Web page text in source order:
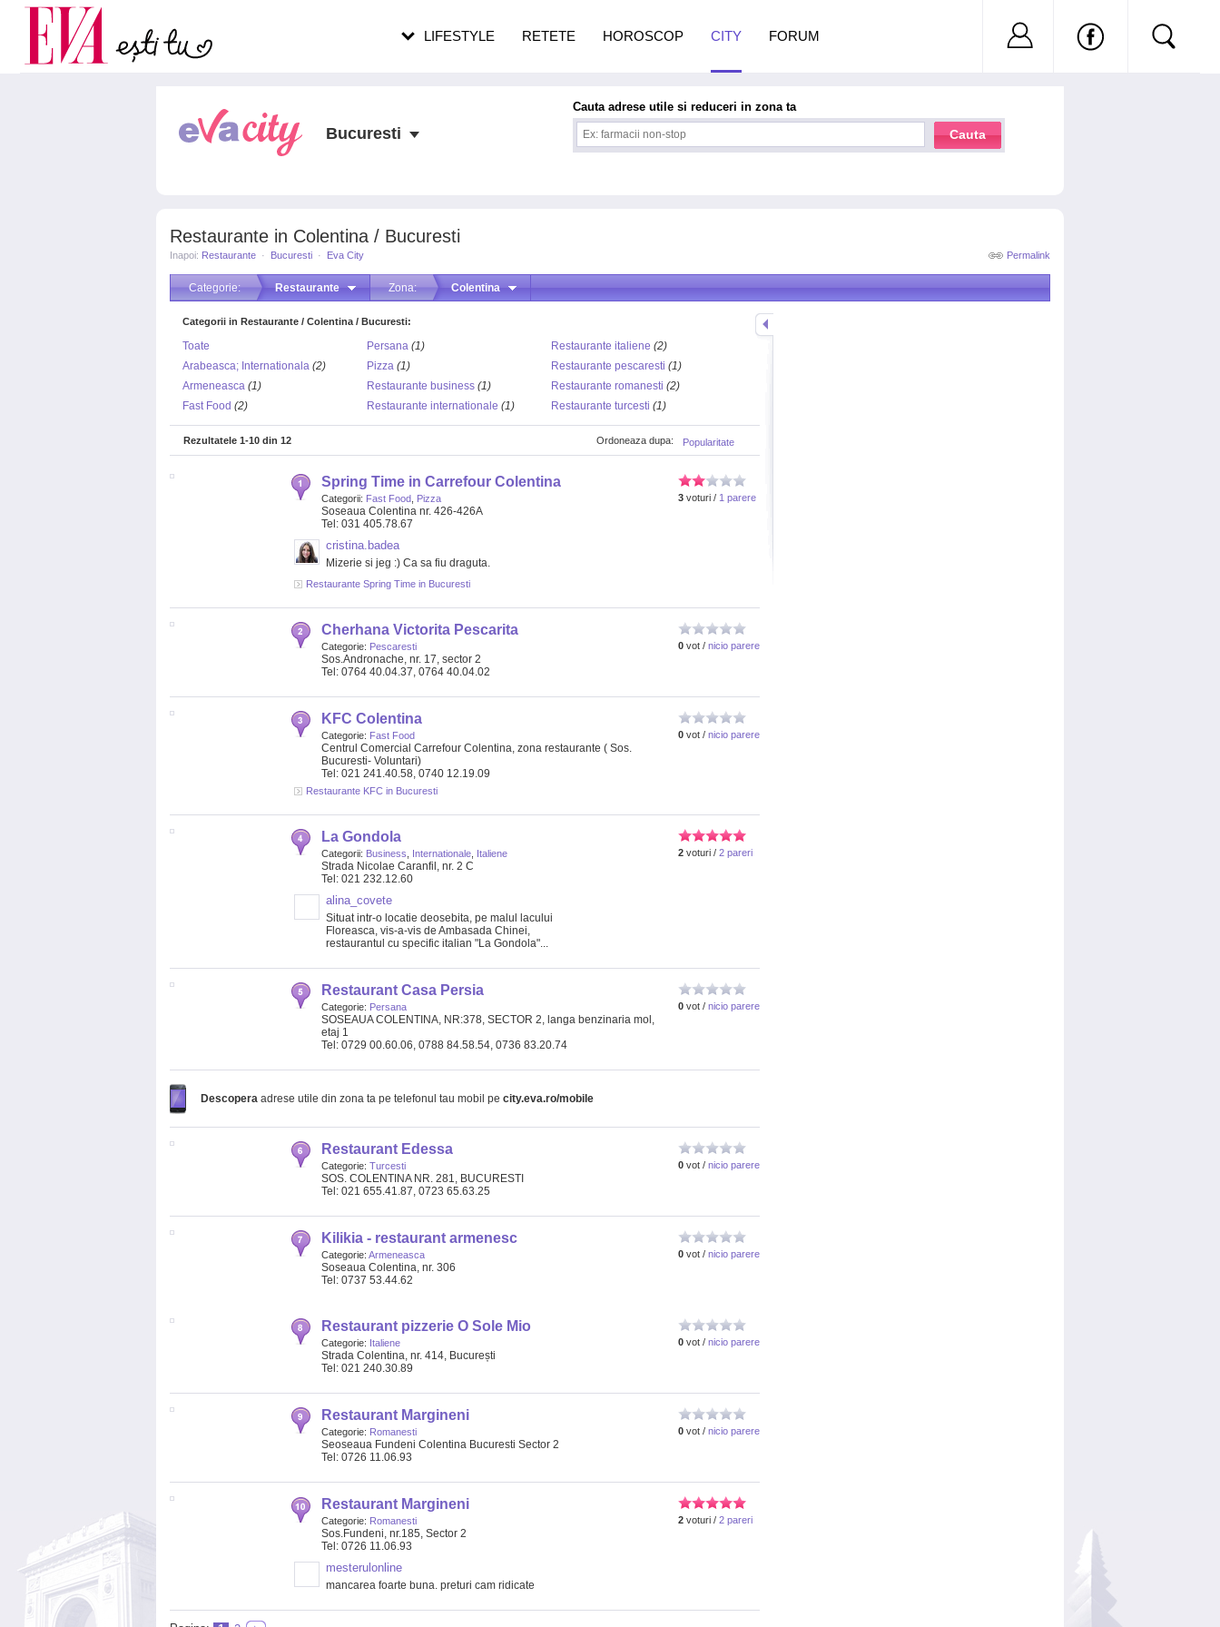
Restaurante in Colentina / Bucuresti
Permalink
Inapoi: Restaurante · Bucuresti · Eva City
Categorie: Restaurante Zona: Colentina
Categorii in Restaurante / Colentina / Bucuresti:
Toate Persana (1) Restaurante italiene (2)
Arabeasca; Internationala (2) Pizza (1) Restaurante pescaresti (1)
Armeneasca (1) Restaurante business (1) Restaurante romanesti (2)
Fast Food (2) Restaurante internationale (1) Restaurante turcesti (1)
Popularitate
Ordoneaza dupa:
Rezultatele 1-10 din 12
3 voturi / 1 parere
Spring Time in Carrefour Colentina
Categorii: Fast Food Pizza
Soseaua Colentina nr. 426-426A
Tel: 031 405.78.67
cristina.badea
Mizerie si jeg :) Ca sa fiu draguta.
Restaurante Spring Time in Bucuresti
0 vot / nicio parere
Cherhana Victorita Pescarita
Categorie: Pescaresti
Sos.Andronache, nr. 17, sector 2
Tel: 0764 40.04.37, 0764 40.04.02
0 vot / nicio parere
KFC Colentina
Categorie: Fast Food
Centrul Comercial Carrefour Colentina, zona restaurante ( Sos.
Bucuresti- Voluntari)
Tel: 021 241.40.58, 0740 12.19.09
Restaurante KFC in Bucuresti
2 voturi / 2 pareri
La Gondola
Categorii: Business Internationale Italiene
Strada Nicolae Caranfil, nr. 2 C
Tel: 021 232.12.60
alina_covete
Situat intr-o locatie deosebita, pe malul lacului
Floreasca, vis-a-vis de Ambasada Chinei,
restaurantul cu specific italian "La Gondola"...
0 vot / nicio parere
Restaurant Casa Persia
Categorie: Persana
SOSEAUA COLENTINA, NR:378, SECTOR 2, langa benzinaria mol,
etaj 1
Tel: 0729 00.60.06, 0788 84.58.54, 0736 83.20.74
Descopera adrese utile din zona ta pe telefonul tau mobil pe city.eva.ro/mobile
0 vot / nicio parere
Restaurant Edessa
Categorie: Turcesti
SOS. COLENTINA NR. 281, BUCURESTI
Tel: 021 655.41.87, 0723 65.63.25
0 vot / nicio parere
Kilikia - restaurant armenesc
Categorie: Armeneasca
Soseaua Colentina, nr. 306
Tel: 0737 53.44.62
0 vot / nicio parere
Restaurant pizzerie O Sole Mio
Categorie: Italiene
Strada Colentina, nr. 414, București
Tel: 021 240.30.89
0 vot / nicio parere
Restaurant Margineni
Categorie: Romanesti
Seoseaua Fundeni Colentina Bucuresti Sector 2
Tel: 0726 11.06.93
2 voturi / 2 pareri
Restaurant Margineni
Categorie: Romanesti
Sos.Fundeni, nr.185, Sector 2
Tel: 0726 11.06.93
mesterulonline
mancarea foarte buna. preturi cam ridicate
Bucuresti
Cauta adrese utile si reduceri in zona ta
Cauta
LIFESTYLE RETETE HOROSCOP CITY FORUM Nu ai cont?
Carieră
Actualitate